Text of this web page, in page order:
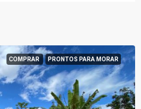
COMPRAR PRONTOS PARA MORAR